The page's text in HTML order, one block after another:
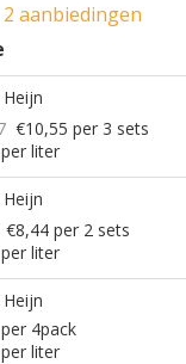
2 aanbiedingen
€10,55 per 3 sets
liter
€8,44 per 2 sets
liter
4pack
liter